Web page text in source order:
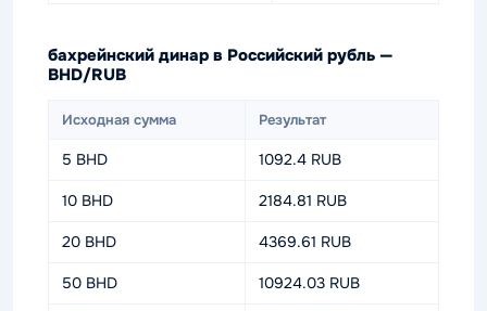
бахрейнский динар в Российский рубль —
BHD/RUB
Исходная сумма Результат
5 BHD 1092.4 RUB
10 BHD 2184.81 RUB
20 BHD 4369.61 RUB
50 BHD 10924.03 RUB